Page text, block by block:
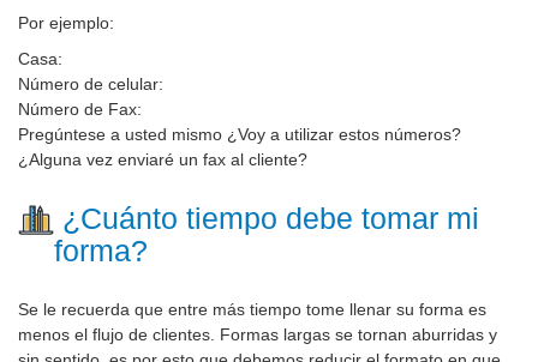
Por ejemplo:
Casa:
Número de celular:
Número de Fax:
Pregúntese a usted mismo ¿Voy a utilizar estos números?
¿Alguna vez enviaré un fax al cliente?
¿Cuánto tiempo debe tomar mi
forma?
Se le recuerda que entre más tiempo tome llenar su forma es
menos el flujo de clientes. Formas largas se tornan aburridas y